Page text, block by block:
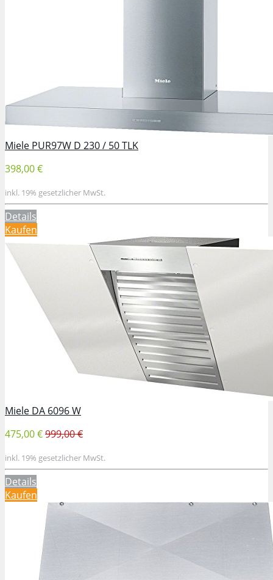
Miele PUR97W D 230 / 50 TLK
398,00 €
inkl. 19% gesetzlicher MwSt.
Details
Kaufen
Miele DA 6096 W
475,00 €999,00 €
inkl. 19% gesetzlicher MwSt.
Details
Kaufen